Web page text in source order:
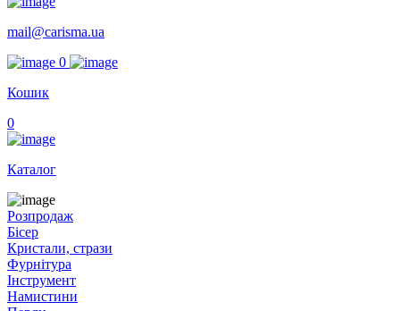
mail@carisma.ua
0
Кошик
0
Каталог
Розпродаж
Бісер
Кристали, стрази
Фурнітура
Інструмент
Намистини